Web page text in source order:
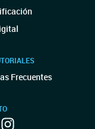
Frecuentes